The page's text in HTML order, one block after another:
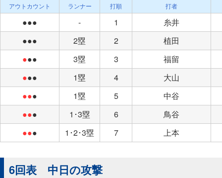
アウトカウント ランナー 打順 打者
●●● - 1
糸井
●●●
2塁 2
植田
●●● 3塁 3
福留
●●● 1塁 4
大山
●●● 1塁 5
中谷
●●● 1･3塁 6
鳥谷
●●● 1･2･3塁 7 上本
6回表 中日の攻撃